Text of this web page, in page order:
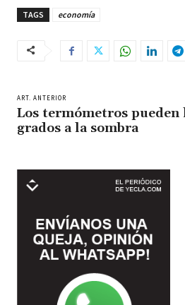
TAGS economía
ART. ANTERIOR
Los termómetros pueden
grados a la sombra